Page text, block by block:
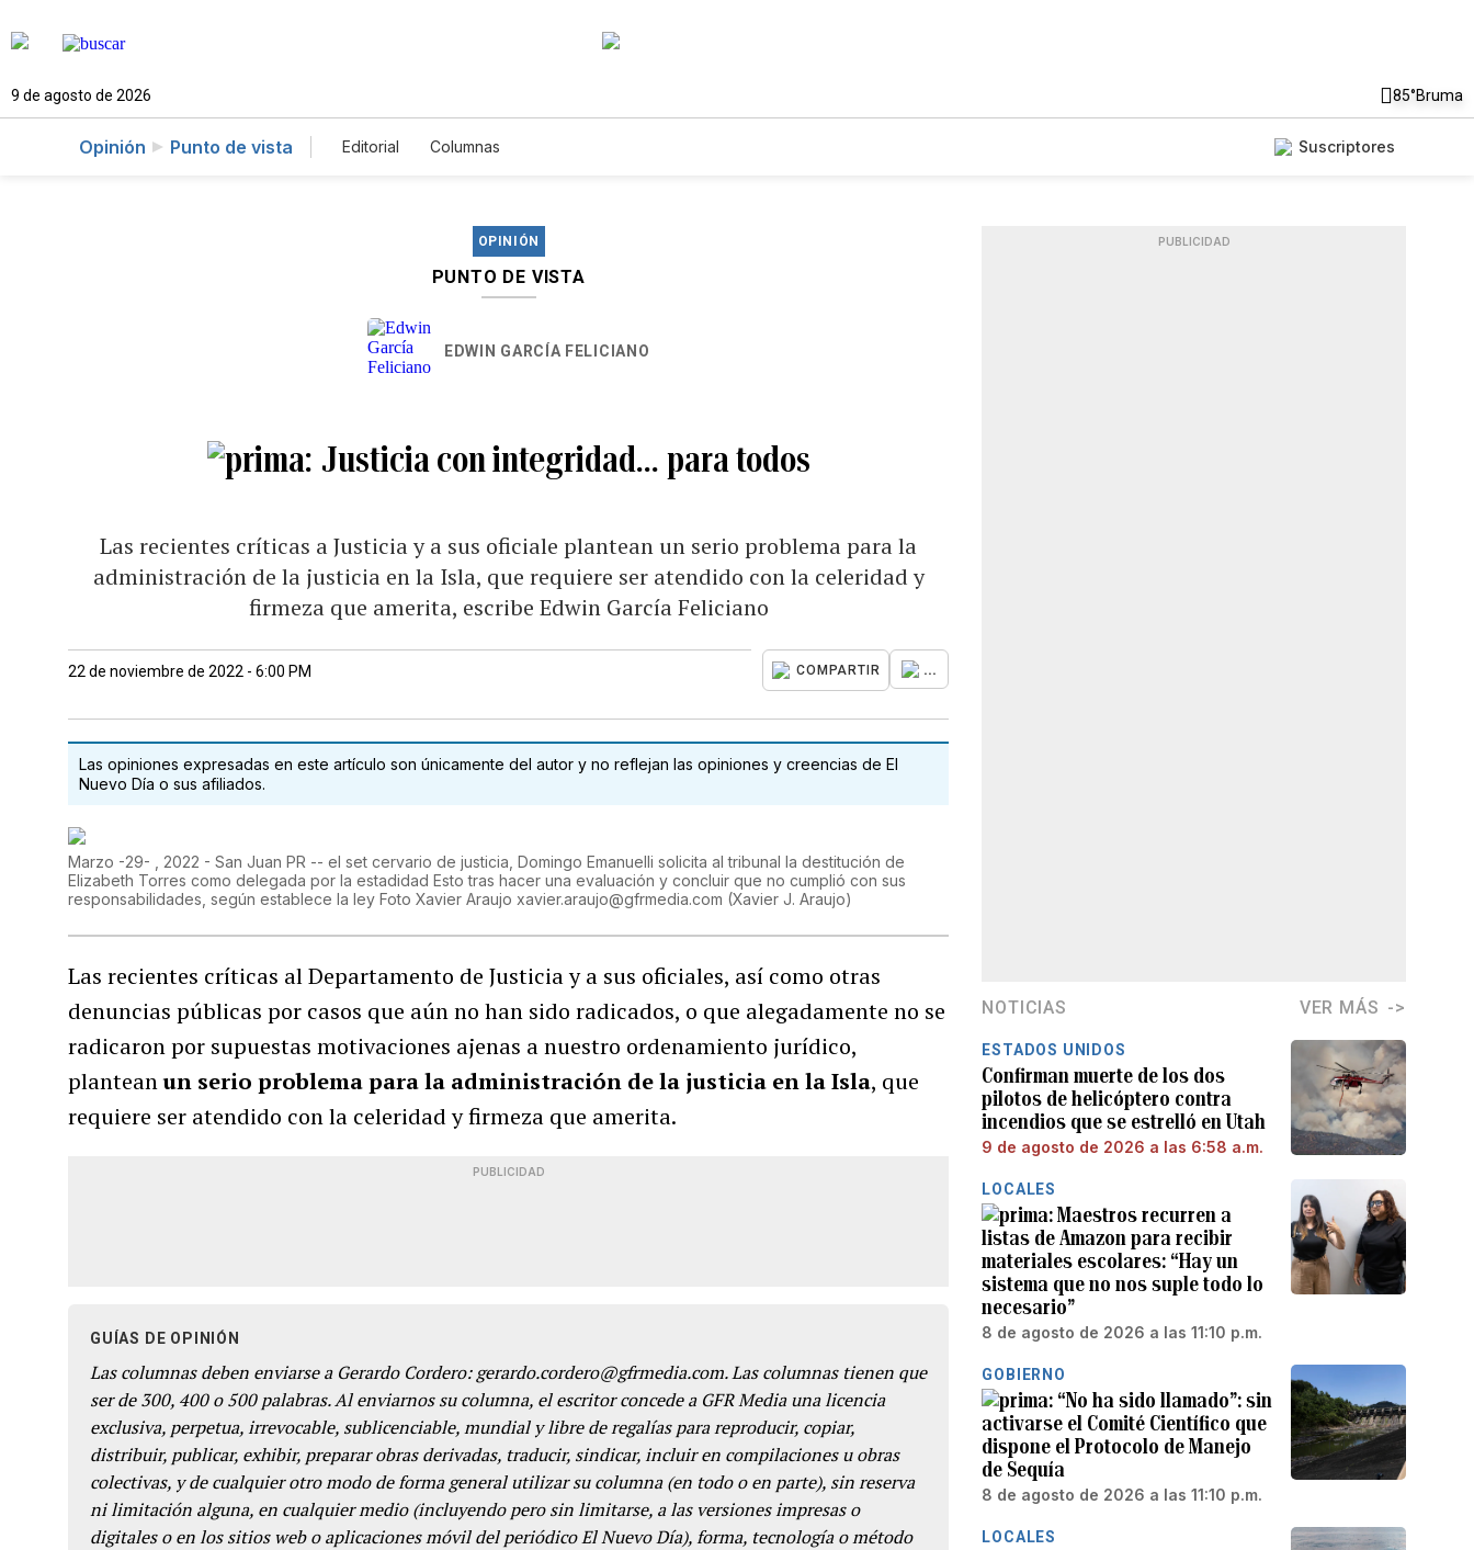
9 de agosto de 2026 85°Bruma
Opinión Punto de vista Editorial Columnas Suscriptores
OPINIÓN
PUNTO DE VISTA
EDWIN GARCÍA FELICIANO
Justicia con integridad… para todos
Las recientes críticas a Justicia y a sus oficiale plantean un serio problema para la
administración de la justicia en la Isla, que requiere ser atendido con la celeridad y
firmeza que amerita, escribe Edwin García Feliciano
22 de noviembre de 2022 - 6:00 PM COMPARTIR ...
Las opiniones expresadas en este artículo son únicamente del autor y no reflejan las opiniones y creencias de El
Nuevo Día o sus afiliados.
Marzo -29- , 2022 - San Juan PR -- el set cervario de justicia, Domingo Emanuelli solicita al tribunal la destitución de
Elizabeth Torres como delegada por la estadidad Esto tras hacer una evaluación y concluir que no cumplió con sus
responsabilidades, según establece la ley Foto Xavier Araujo xavier.araujo@gfrmedia.com (Xavier J. Araujo)
Las recientes críticas al Departamento de Justicia y a sus oficiales, así como otras
denuncias públicas por casos que aún no han sido radicados, o que alegadamente no se
radicaron por supuestas motivaciones ajenas a nuestro ordenamiento jurídico,
planteanun serio problema para la administración de la justicia en la Isla, que
requiere ser atendido con la celeridad y firmeza que amerita.
PUBLICIDAD
GUÍAS DE OPINIÓN
Las columnas deben enviarse a Gerardo Cordero: gerardo.cordero@gfrmedia.com. Las columnas tienen que
ser de 300, 400 o 500 palabras. Al enviarnos su columna, el escritor concede a GFR Media una licencia
exclusiva, perpetua, irrevocable, sublicenciable, mundial y libre de regalías para reproducir, copiar,
distribuir, publicar, exhibir, preparar obras derivadas, traducir, sindicar, incluir en compilaciones u obras
colectivas, y de cualquier otro modo de forma general utilizar su columna (en todo o en parte), sin reserva
ni limitación alguna, en cualquier medio (incluyendo pero sin limitarse, a las versiones impresas o
digitales o en los sitios web o aplicaciones móvil del periódico El Nuevo Día), forma, tecnología o método
PUBLICIDAD
NOTICIAS VER MÁS
ESTADOS UNIDOS
Confirman muerte de los dos
pilotos de helicóptero contra
incendios que se estrelló en Utah
9 de agosto de 2026 a las 6:58 a.m.
LOCALES
Maestros recurren a
listas de Amazon para recibir
materiales escolares: “Hay un
sistema que no nos suple todo lo
necesario”
8 de agosto de 2026 a las 11:10 p.m.
GOBIERNO
“No ha sido llamado”: sin
activarse el Comité Científico que
dispone el Protocolo de Manejo
de Sequía
8 de agosto de 2026 a las 11:10 p.m.
LOCALES